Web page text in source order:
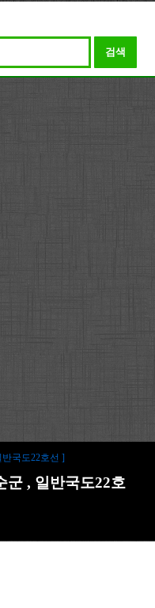
검색
국도22호선 ]
군 , 일반국도22호